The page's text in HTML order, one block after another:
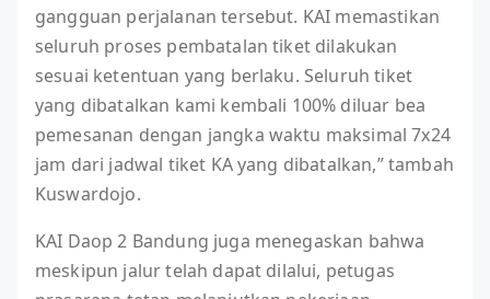
gangguan perjalanan tersebut. KAI memastikan
seluruh proses pembatalan tiket dilakukan
sesuai ketentuan yang berlaku. Seluruh tiket
yang dibatalkan kami kembali 100% diluar bea
pemesanan dengan jangka waktu maksimal 7x24
jam dari jadwal tiket KA yang dibatalkan,” tambah
Kuswardojo.
KAI Daop 2 Bandung juga menegaskan bahwa
meskipun jalur telah dapat dilalui, petugas